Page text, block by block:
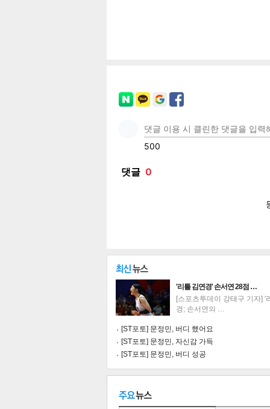
트위 카카
'리틀 김연경' 손서연 28점 …
[스포츠투데이 강태구 기자] '
경; 손서연의 …
[ST포토] 문정민, 버디 했어요
[ST포토] 문정민, 자신감 가득
[ST포토] 문정민, 버디 성공